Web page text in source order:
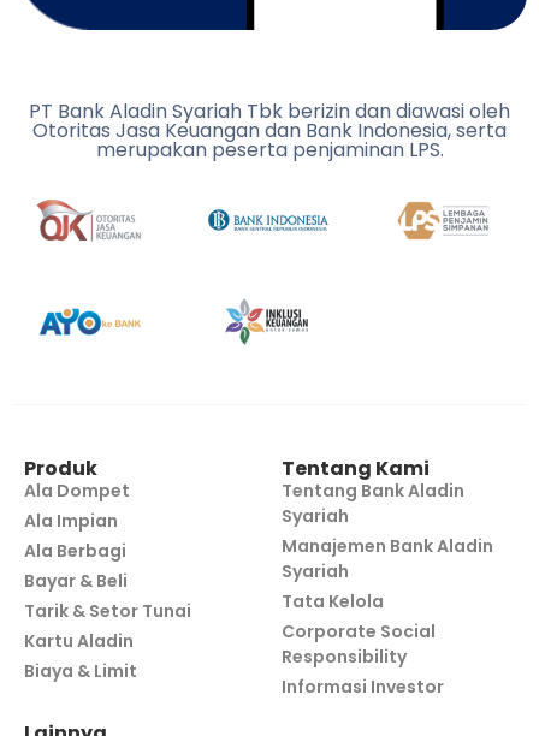
PT Bank Aladin Syariah Tbk berizin dan diawasi oleh
Otoritas Jasa Keuangan dan Bank Indonesia, serta
merupakan peserta penjaminan LPS.
Produk
Ala Dompet
Ala Impian
Ala Berbagi
Bayar & Beli
Tarik & Setor Tunai
Kartu Aladin
Biaya & Limit
Tentang Kami
Tentang Bank Aladin
Syariah
Manajemen Bank Aladin
Syariah
Tata Kelola
Corporate Social
Responsibility
Informasi Investor